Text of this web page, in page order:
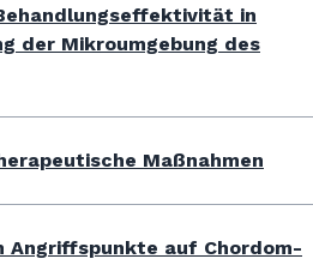
in
der Mikroumgebung des
Maßnahmen
Angriffspunkte auf Chordom-